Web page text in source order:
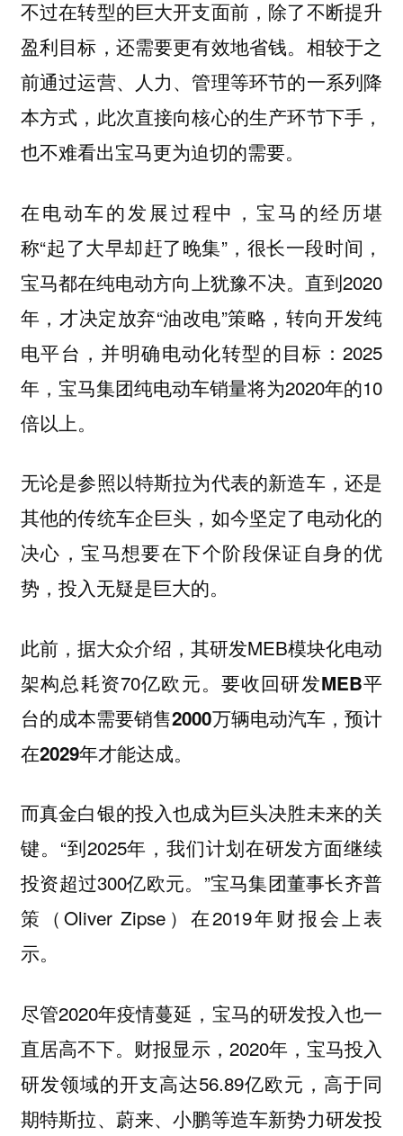
不过在转型的巨大开支面前，除了不断提升
盈利目标，还需要更有效地省钱。相较于之
前通过运营、人力、管理等环节的一系列降
本方式，此次直接向核心的生产环节下手，
也不难看出宝马更为迫切的需要。
在电动车的发展过程中，宝马的经历堪
称“起了大早却赶了晚集”，很长一段时间，
宝马都在纯电动方向上犹豫不决。直到2020
年，才决定放弃“油改电”策略，转向开发纯
电平台，并明确电动化转型的目标：2025
年，宝马集团纯电动车销量将为2020年的10
倍以上。
无论是参照以特斯拉为代表的新造车，还是
其他的传统车企巨头，如今坚定了电动化的
决心，宝马想要在下个阶段保证自身的优
势，投入无疑是巨大的。
此前，据大众介绍，其研发MEB模块化电动
架构总耗资70亿欧元。 要收回研发MEB平
台的成本需要销售2000万辆电动汽车，预计
在2029年才能达成。
而真金白银的投入也成为巨头决胜未来的关
键。“到2025年，我们计划在研发方面继续
投资超过300亿欧元。”宝马集团董事长齐普
策（Oliver Zipse）在2019年财报会上表
示。
尽管2020年疫情蔓延，宝马的研发投入也一
直居高不下。财报显示，2020年，宝马投入
研发领域的开支高达56.89亿欧元，高于同
期特斯拉、蔚来、小鹏等造车新势力研发投